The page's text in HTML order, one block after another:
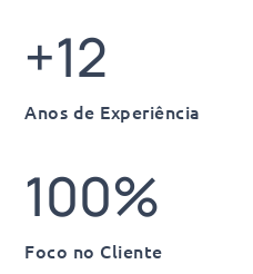
+12
Anos de Experiência
100%
Foco no Cliente